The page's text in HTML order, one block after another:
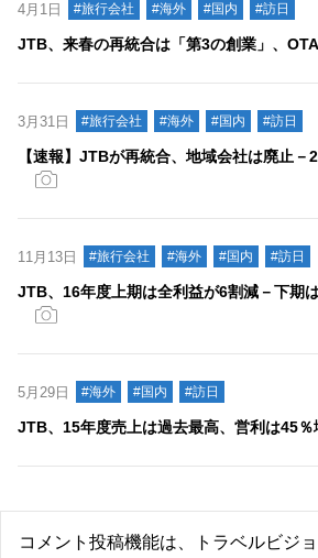
4月1日 #旅行会社 #海外 #国内 #訪日
JTB、来春の再統合は「第3の創業」、
3月31日 #旅行会社 #海外 #国内 #訪日
【速報】JTBが再統合、地域会社は廃止－
11月13日 #旅行会社 #海外 #国内 #訪日
JTB、16年度上期は全利益が6割減－下期
5月29日 #海外 #国内 #訪日
JTB、15年度売上は過去最高、営利は45％
コメント投稿機能は、トラベルビジ